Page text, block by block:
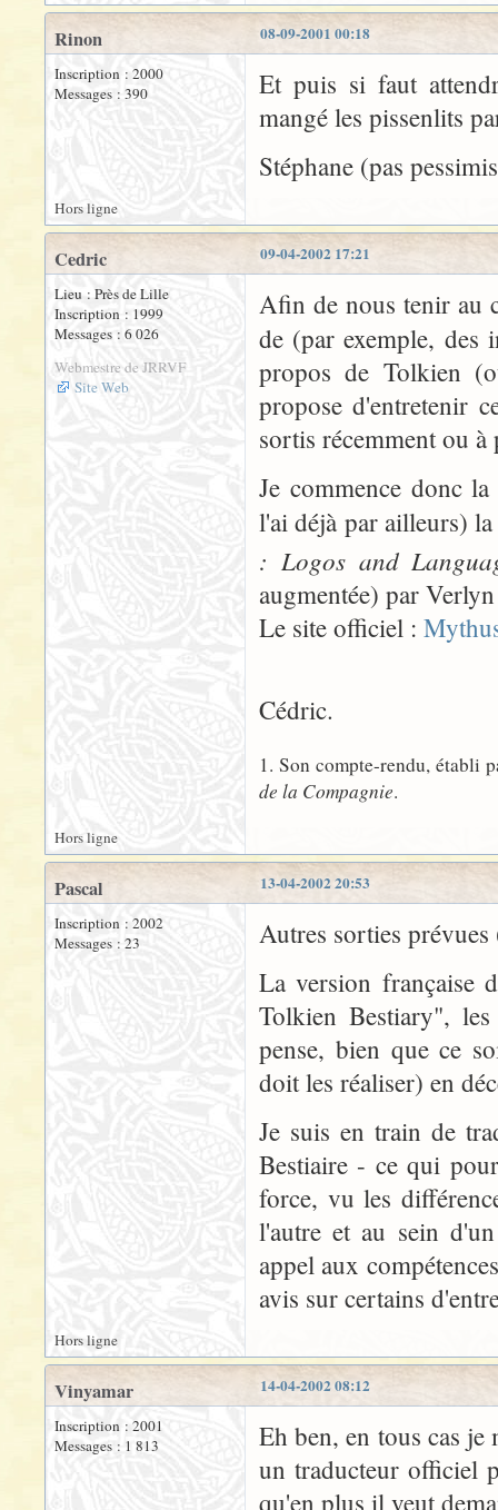
08-09-2001 00:18
Rinon
Inscription : 2000
Messages : 390
Et puis si faut
mangé les pissenlits
Stéphane (pas
Hors ligne
09-04-2002 17:21
Cedric
Lieu : Près de Lille
Inscription : 1999
Messages : 6 026
Webmestre de JRRVF
Site Web
Afin de nous tenir au
de (par exemple, des
propos de Tolkien
propose d'entretenir
sortis récemment ou à
Je commence donc
l'ai déjà par ailleurs)
: Logos and
augmentée) par
Le site officiel :
Cédric.
1. Son compte-rendu, établi
de la Compagnie.
Hors ligne
13-04-2002 20:53
Pascal
Inscription : 2002
Messages : 23
Autres sorties
La version française
Tolkien Bestiary",
pense, bien que ce
doit les réaliser) en
Je suis en train de
Bestiaire - ce qui
force, vu les
l'autre et au sein
appel aux
avis sur certains
Hors ligne
14-04-2002 08:12
Vinyamar
Inscription : 2001
Messages : 1 813
Eh ben, en tous cas
un traducteur officiel
qu'en plus il veut